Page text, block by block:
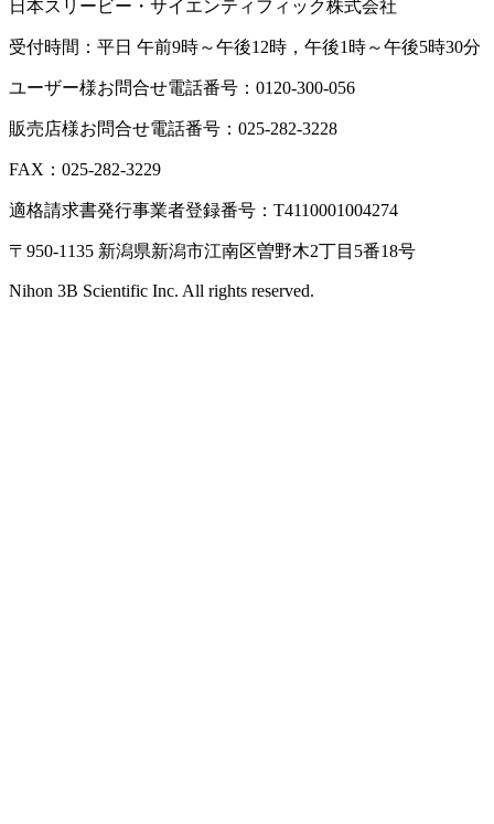
日本スリービー・サイエンティフィック株式会社
受付時間：平日 午前9時～午後12時，午後1時～午後5時30分
ユーザー様お問合せ電話番号：0120-300-056
販売店様お問合せ電話番号：025-282-3228
FAX：025-282-3229
適格請求書発行事業者登録番号：T4110001004274
〒950-1135 新潟県新潟市江南区曽野木2丁目5番18号
Nihon 3B Scientific Inc. All rights reserved.